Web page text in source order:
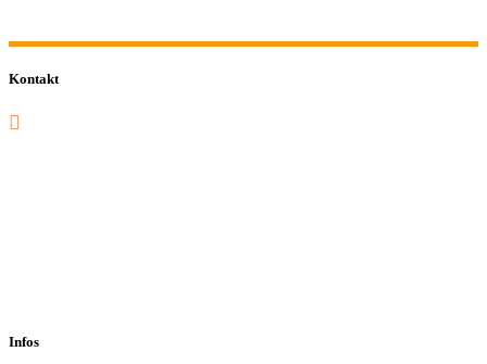
Kontakt
Infos